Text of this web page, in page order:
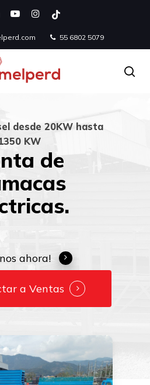
youtubeinstagram
tiktok
55 6802 5079
desde 20KW hasta
KW
de
ahora!
a Ventas